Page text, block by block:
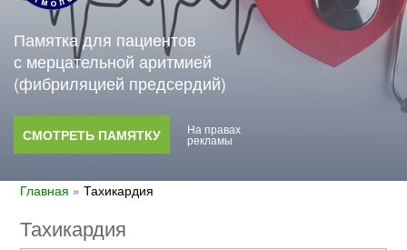
Памятка для пациентов
с мерцательной аритмией
(фибриляцией предсердий)
СМОТРЕТЬ ПАМЯТКУ На правах
рекламы
Главная » Тахикардия
Тахикардия